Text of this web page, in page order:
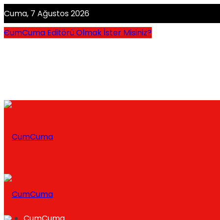
Cuma, 7 Ağustos 2026
CumCuma Editörü Olmak İster Misiniz?